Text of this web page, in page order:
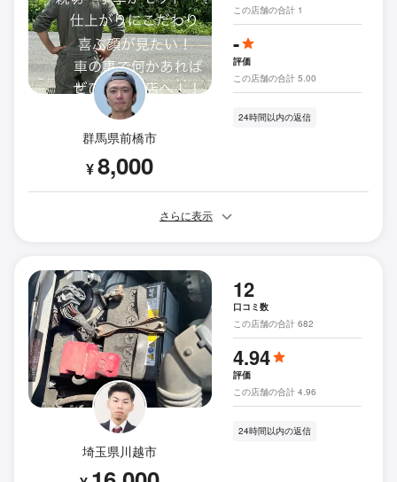
群馬県前橋市
¥8,000
この店舗の合計 1
-
評価
この店舗の合計 5.00
24時間以内の返信
さらに表示
埼玉県川越市
12
口コミ数
この店舗の合計 682
4.94
評価
この店舗の合計 4.96
24時間以内の返信